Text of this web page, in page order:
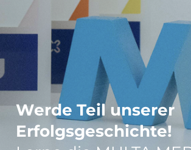
Werde Teil unserer
Erfolgsgeschichte!